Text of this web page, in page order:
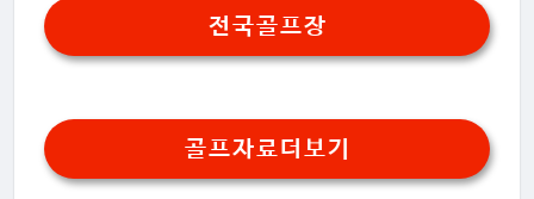
전국골프장
골프자료더보기